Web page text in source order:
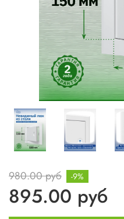
980.00 руб
895.00 руб
-9%